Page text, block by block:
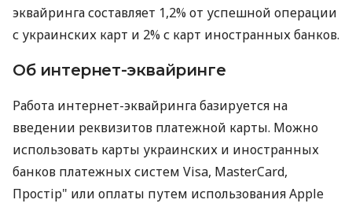
эквайринга составляет 1,2% от успешной операции
с украинских карт и 2% с карт иностранных банков.
Об интернет-эквайринге
Работа интернет-эквайринга базируется на
введении реквизитов платежной карты. Можно
использовать карты украинских и иностранных
банков платежных систем Visa, MasterCard,
Простір" или оплаты путем использования Apple